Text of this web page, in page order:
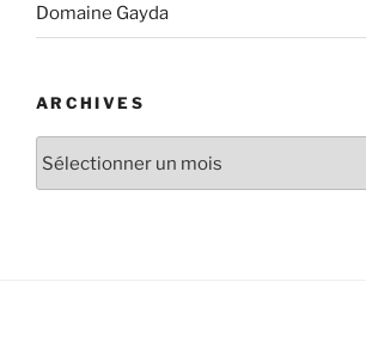
Domaine Gayda
ARCHIVES